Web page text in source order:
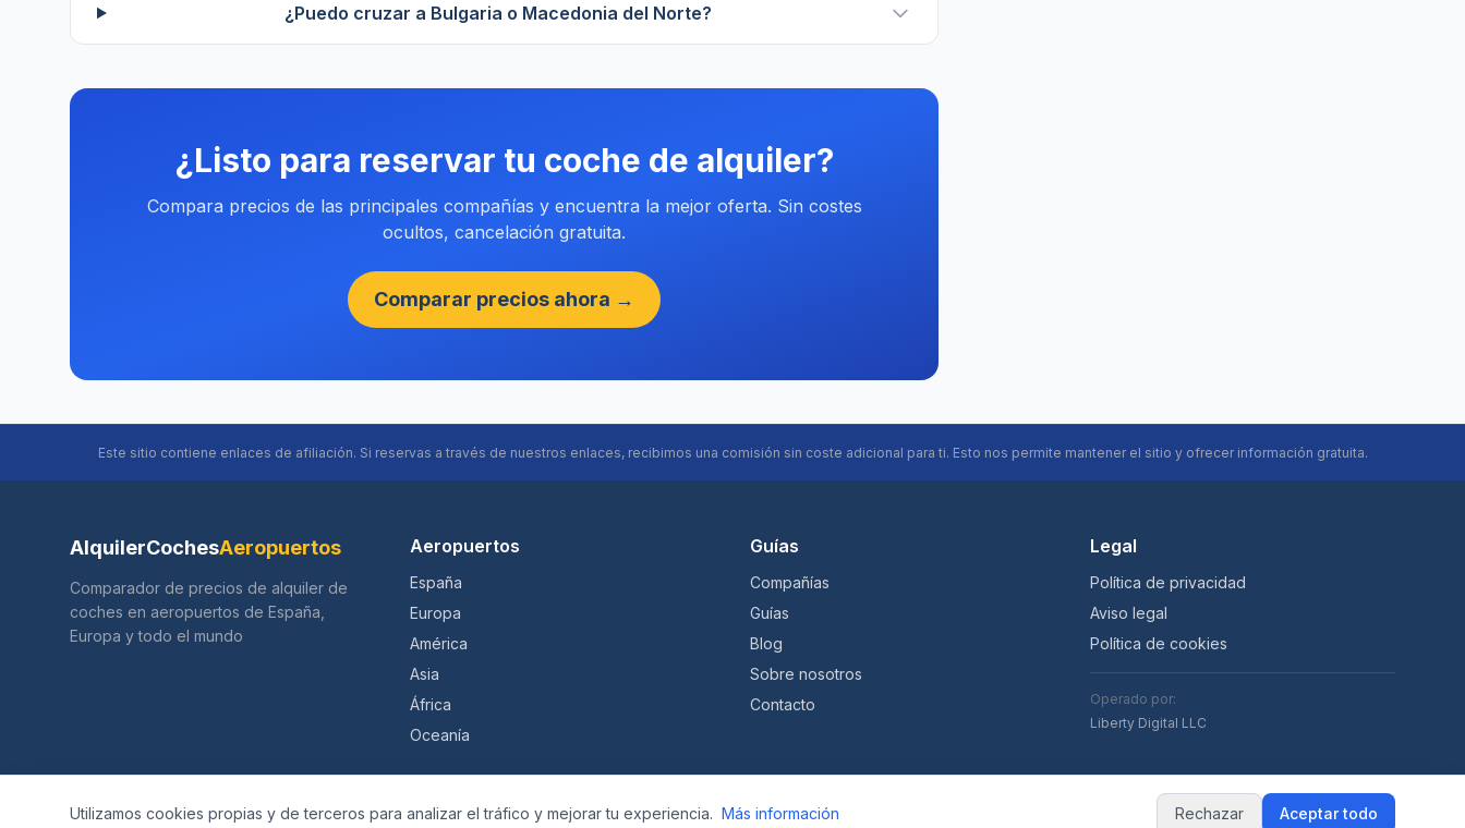
¿Puedo cruzar a Bulgaria o Macedonia del Norte?
¿Listo para reservar tu coche de alquiler?
Compara precios de las principales compañías y encuentra la mejor oferta. Sin costes
ocultos, cancelación gratuita.
Comparar precios ahora →
Este sitio contiene enlaces de afiliación. Si reservas a través de nuestros enlaces, recibimos una comisión sin coste adicional para ti. Esto nos permite mantener el sitio y ofrecer información gratuita.
AlquilerCochesAeropuertos
Comparador de precios de alquiler de
coches en aeropuertos de España,
Europa y todo el mundo
Aeropuertos
España
Europa
América
Asia
África
Oceanía
Guías
Compañías
Guías
Blog
Sobre nosotros
Contacto
Legal
Política de privacidad
Aviso legal
Política de cookies
Operado por:
Liberty Digital LLC
Utilizamos cookies propias y de terceros para analizar el tráfico y mejorar tu experiencia. Más información Rechazar Aceptar todo